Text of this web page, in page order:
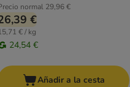
normal 29,96 €
€
€ / kg
24,54 €
Añadir a la cesta